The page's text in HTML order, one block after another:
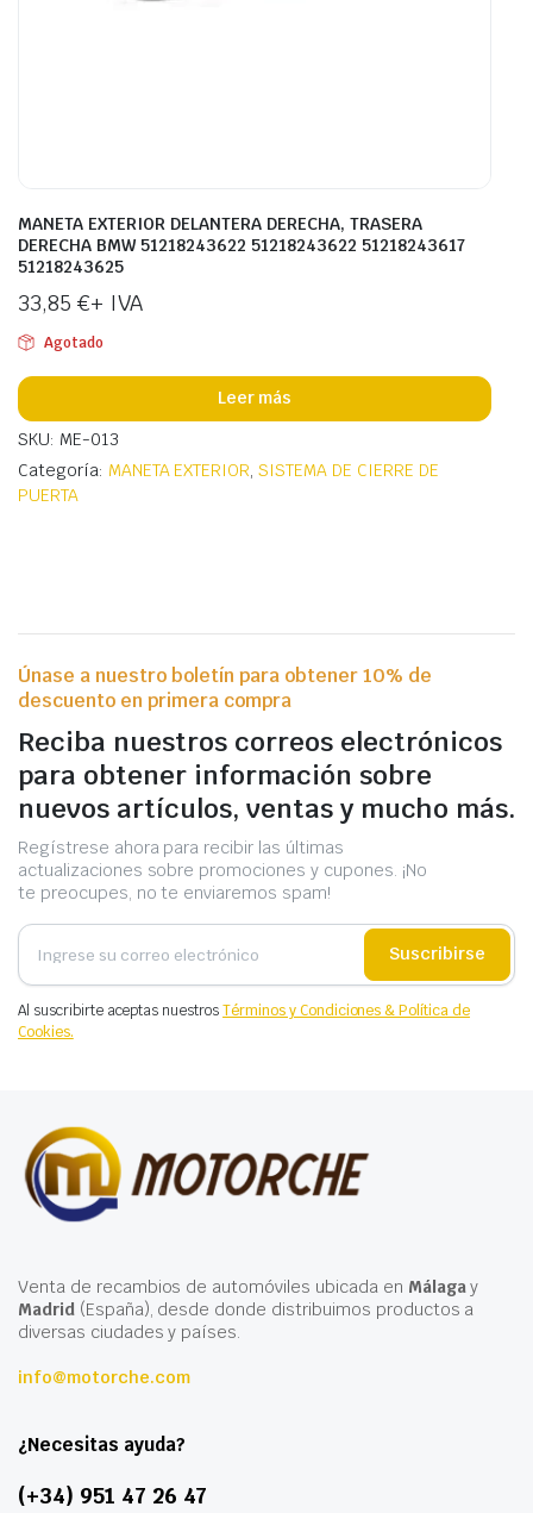
MANETA EXTERIOR DELANTERA DERECHA, TRASERA
DERECHA BMW 51218243622 51218243622 51218243617
51218243625
33,85 €+ IVA
Agotado
Leer más
SKU: ME-013
Categoría: MANETA EXTERIOR ,SISTEMA DE CIERRE DE
PUERTA
Únase a nuestro boletín para obtener 10% de
descuento en primera compra
Reciba nuestros correos electrónicos
para obtener información sobre
nuevos artículos, ventas y mucho más.
Regístrese ahora para recibir las últimas
actualizaciones sobre promociones y cupones. ¡No
te preocupes, no te enviaremos spam!
Suscribirse
Al suscribirte aceptas nuestrosTérminos y Condiciones & Política de
Cookies.
Venta de recambios de automóviles ubicada en Málagay
Madrid(España), desde donde distribuimos productos a
diversas ciudades y países.
info@motorche.com
¿Necesitas ayuda?
(+34) 951 47 26 47